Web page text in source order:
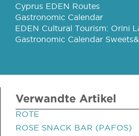
Cyprus EDEN Routes
Gastronomic Calendar
EDEN Cultural Tourism: Orini
Gastronomic Calendar
Verwandte Artikel
ROTE
ROSE SNACK BAR (PAFOS)